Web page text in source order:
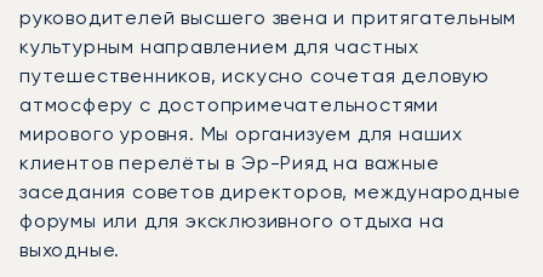
руководителей высшего звена и притягательным
культурным направлением для частных
путешественников, искусно сочетая деловую
атмосферу с достопримечательностями
мирового уровня. Мы организуем для наших
клиентов перелёты в Эр-Рияд на важные
заседания советов директоров, международные
форумы или для эксклюзивного отдыха на
выходные.